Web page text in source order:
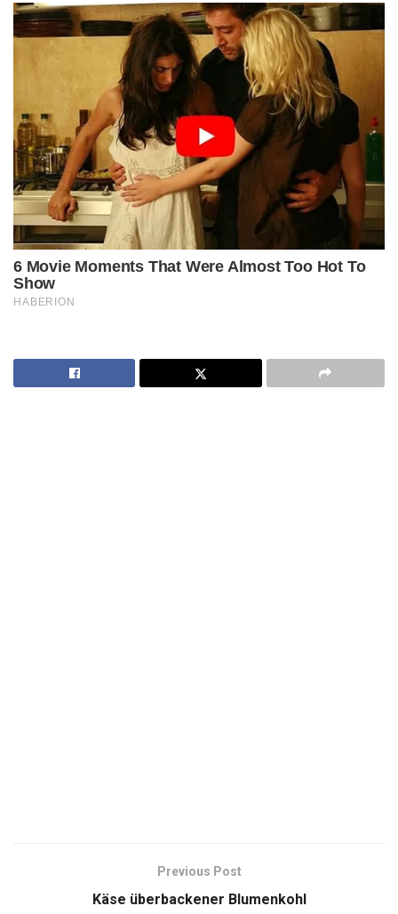
Previous Post
Käse überbackener Blumenkohl